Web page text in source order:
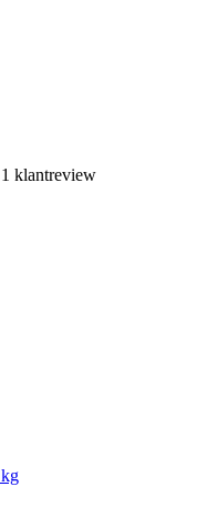
klantreview